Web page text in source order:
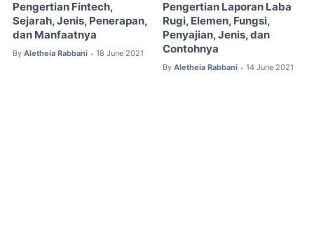
Pengertian Fintech,
Sejarah, Jenis, Penerapan,
dan Manfaatnya
By Aletheia Rabbani • 18 June 2021
Pengertian Laporan Laba
Rugi, Elemen, Fungsi,
Penyajian, Jenis, dan
Contohnya
By Aletheia Rabbani • 14 June 2021